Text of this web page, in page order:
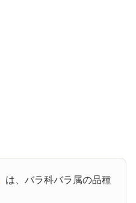
は、バラ科バラ属の品種